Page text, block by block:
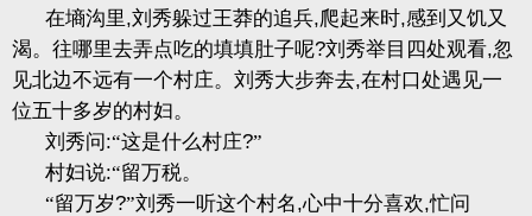
在墒沟里,刘秀躲过王莽的追兵,爬起来时,感到又饥又
渴。往哪里去弄点吃的填填肚子呢?刘秀举目四处观看,忽
见北边不远有一个村庄。刘秀大步奔去,在村口处遇见一
位五十多岁的村妇。
刘秀问:“这是什么村庄?”
村妇说:“留万税。
“留万岁?”刘秀一听这个村名,心中十分喜欢,忙问